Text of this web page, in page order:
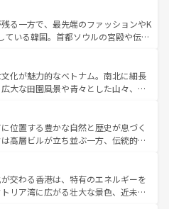
、新着のハワイ情報
参照してほしい。
も充実しており、サーフィンやダイ
ど、アウトドア好きにはたまらな
多彩な魅力を存分に味わいつくそ
帯である台湾東部など、都市の喧騒
しており、訪れる人に新しい発見と
る。また、奥深い台湾の食文化も魅
イーツなど、バラエティ豊かな料理
。 なお、新着の台湾情報は コンテンツ一覧を参
る一方で、最先端のファッションやK
ている韓国。首都ソウルの宮殿や伝統
ば四季折々の自然美を楽しむことが
チや焼肉、絶品のストリートフード
料理が待っている。夜には、韓国な
、韓国の多彩な魅力を心ゆくまで味
わってみてほしい。 なお、新着の韓国情報はコンテンツ一
化が魅力的なベトナム。南北に細長
大な田園風景や青々とした山々、世
が息づく。ハノイの古い町並みやホ
統治時代の建物も、独特の雰囲気を
、バラエティの豊かさとおいしさで
ミー、ベトナムコーヒーなどは、ぜ
どの地域を訪れてもあたたかい人々
るので、きっと忘れられない旅にな
位置する豊かな自然と歴史が息づく
高層ビルが立ち並ぶ一方、伝統的な
。北部ではチェンマイなどの山岳地
南部ではプーケットやクラビの美し
分を楽しむことができる。タイ料理
交わる香港は、特有のエネルギーを
リア湾に広がる壮大な景色、近未来